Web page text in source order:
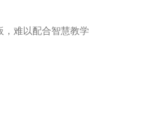
，难以配合智慧教学